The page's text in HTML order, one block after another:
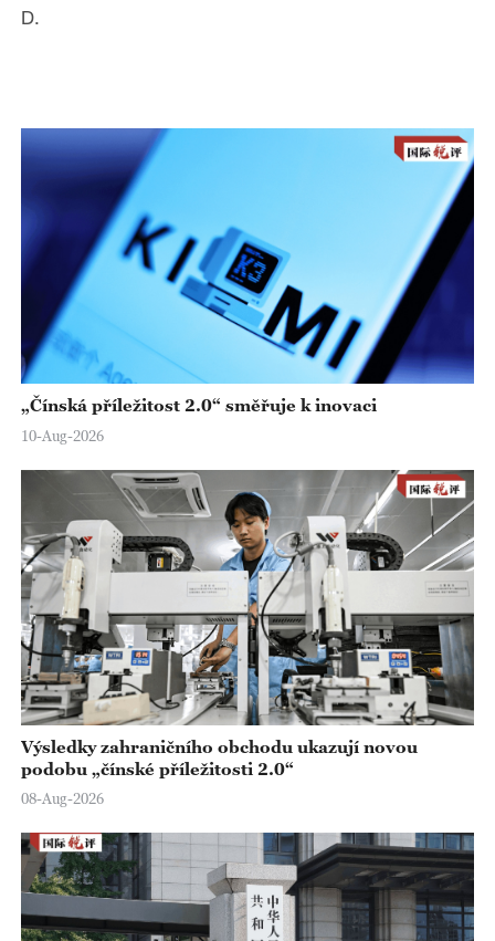
D.
„Čínská příležitost 2.0“ směřuje k inovaci
10-Aug-2026
Výsledky zahraničního obchodu ukazují novou
podobu „čínské příležitosti 2.0“
08-Aug-2026